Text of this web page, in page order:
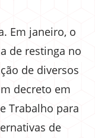
Em janeiro, o
de restinga no
de diversos
decreto em
Trabalho para
de